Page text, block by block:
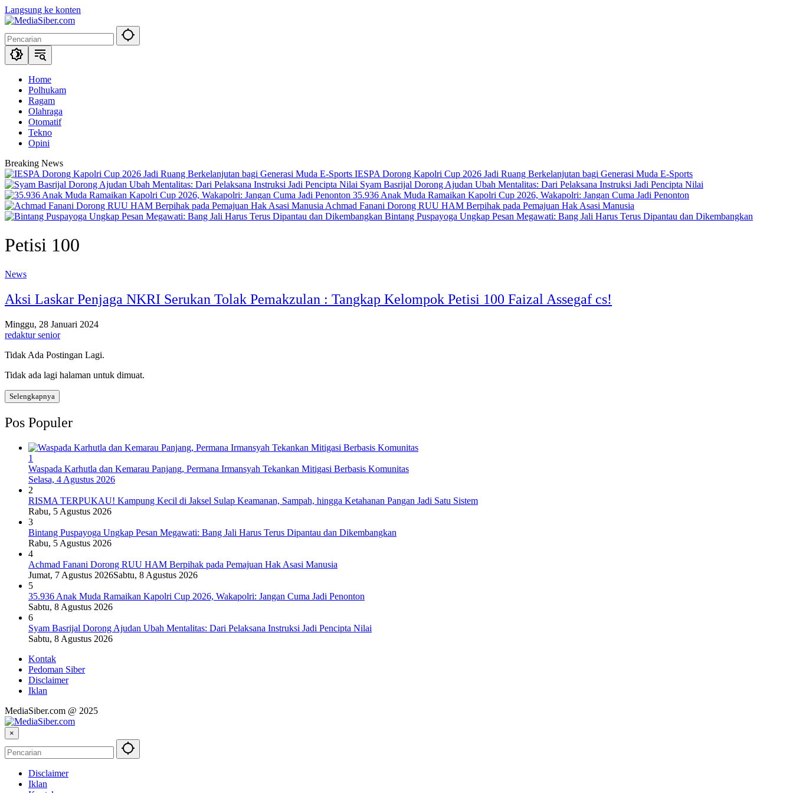
Langsung ke konten
Home
Polhukam
Ragam
Olahraga
Otomatif
Tekno
Opini
Breaking News
IESPA Dorong Kapolri Cup 2026 Jadi Ruang Berkelanjutan bagi Generasi Muda E-Sports
Syam Basrijal Dorong Ajudan Ubah Mentalitas: Dari Pelaksana Instruksi Jadi Pencipta Nilai
35.936 Anak Muda Ramaikan Kapolri Cup 2026, Wakapolri: Jangan Cuma Jadi Penonton
Achmad Fanani Dorong RUU HAM Berpihak pada Pemajuan Hak Asasi Manusia
Bintang Puspayoga Ungkap Pesan Megawati: Bang Jali Harus Terus Dipantau dan Dikembangkan
Petisi 100
News
Aksi Laskar Penjaga NKRI Serukan Tolak Pemakzulan : Tangkap Kelompok Petisi 100 Faizal Assegaf cs!
Minggu, 28 Januari 2024
redaktur senior
Tidak Ada Postingan Lagi.
Tidak ada lagi halaman untuk dimuat.
Selengkapnya
Pos Populer
1
Waspada Karhutla dan Kemarau Panjang, Permana Irmansyah Tekankan Mitigasi Berbasis Komunitas
Selasa, 4 Agustus 2026
2
RISMA TERPUKAU! Kampung Kecil di Jaksel Sulap Keamanan, Sampah, hingga Ketahanan Pangan Jadi Satu Sistem
Rabu, 5 Agustus 2026
3
Bintang Puspayoga Ungkap Pesan Megawati: Bang Jali Harus Terus Dipantau dan Dikembangkan
Rabu, 5 Agustus 2026
4
Achmad Fanani Dorong RUU HAM Berpihak pada Pemajuan Hak Asasi Manusia
Jumat, 7 Agustus 2026Sabtu, 8 Agustus 2026
5
35.936 Anak Muda Ramaikan Kapolri Cup 2026, Wakapolri: Jangan Cuma Jadi Penonton
Sabtu, 8 Agustus 2026
6
Syam Basrijal Dorong Ajudan Ubah Mentalitas: Dari Pelaksana Instruksi Jadi Pencipta Nilai
Sabtu, 8 Agustus 2026
Kontak
Pedoman Siber
Disclaimer
Iklan
MediaSiber.com @ 2025
×
Disclaimer
Iklan